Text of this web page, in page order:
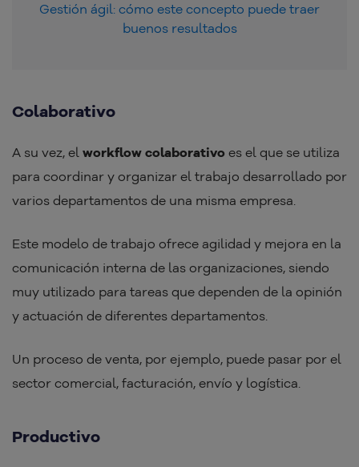
Gestión ágil: cómo este concepto puede traer
buenos resultados
Colaborativo
A su vez, el workflow colaborativo es el que se utiliza
para coordinar y organizar el trabajo desarrollado por
varios departamentos de una misma empresa.
Este modelo de trabajo ofrece agilidad y mejora en la
comunicación interna de las organizaciones, siendo
muy utilizado para tareas que dependen de la opinión
y actuación de diferentes departamentos.
Un proceso de venta, por ejemplo, puede pasar por el
sector comercial, facturación, envío y logística.
Productivo